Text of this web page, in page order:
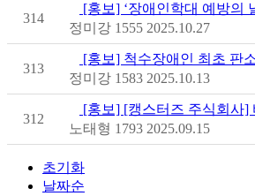
314
[홍보] ‘장애인학대 예방의
정미강 1555 2025.10.27
313
[홍보] 척수장애인 최초 판
정미강 1583 2025.10.13
312
[홍보] [캥스터즈 주식회사]
노태형 1793 2025.09.15
초기화
날짜순